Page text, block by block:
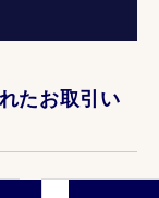
たお取引い